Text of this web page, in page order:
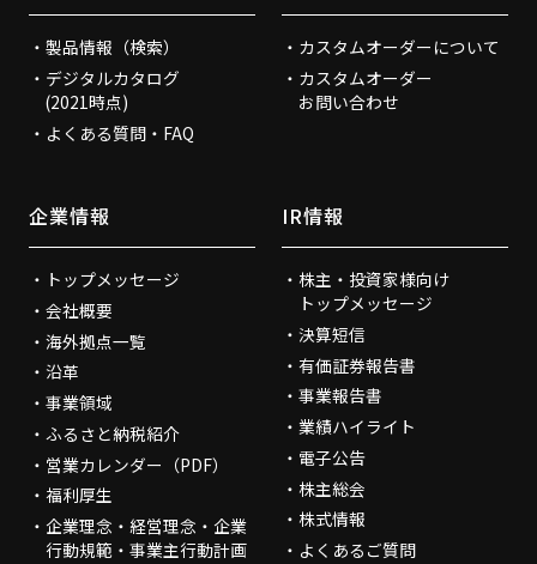
製品情報（検索）
デジタルカタログ
(2021時点)
よくある質問・FAQ
カスタムオーダーについて
カスタムオーダー
お問い合わせ
企業情報
トップメッセージ
会社概要
海外拠点一覧
沿革
事業領域
ふるさと納税紹介
営業カレンダー（PDF）
福利厚生
企業理念・経営理念・企業
行動規範・事業主行動計画
IR情報
株主・投資家様向け
トップメッセージ
決算短信
有価証券報告書
事業報告書
業績ハイライト
電子公告
株主総会
株式情報
よくあるご質問